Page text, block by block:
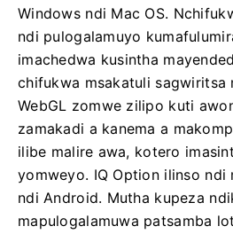
Windows ndi Mac OS.
ndi pulogalamuyo
imachedwa kusintha
chifukwa msakatuli sagwiritsa
WebGL zomwe zilipo kuti
zamakadi a kanema a
ilibe malire awa, kotero
yomweyo. IQ Option ilinso ndi
ndi Android. Mutha kupeza
mapulogalamuwa patsamba